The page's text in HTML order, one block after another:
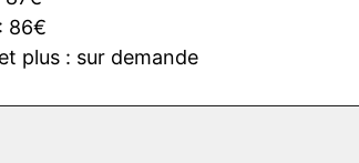
86€
plus : sur demande